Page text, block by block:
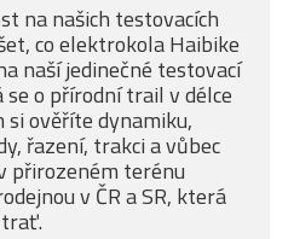
na našich testovacích
co elektrokola Haibike
naší jedinečné testovací
se o přírodní trail v délce
ověříte dynamiku,
řazení, trakci a vůbec
přirozeném terénu
v ČR a SR, která